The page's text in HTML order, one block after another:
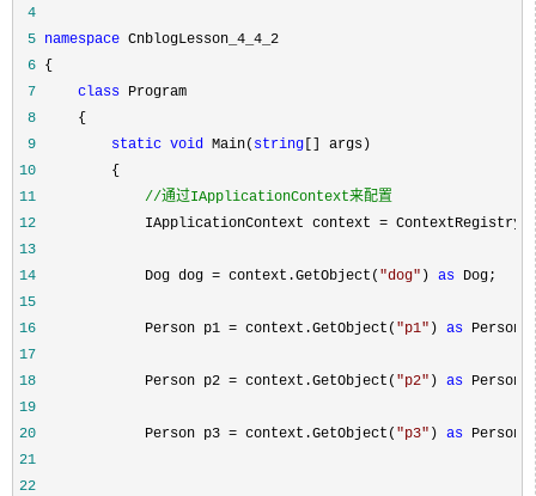
4
5 namespace
6
7
class
8
9
static void Main( string
10
11
//通过IApplicationContext来配置
12
             IApplicationContext context =
13
14
             Dog dog = context.GetObject(
"dog" ) as
15
16
             Person p1 = context.GetObject(
"p1" ) as
17
18
             Person p2 = context.GetObject(
"p2" ) as
19
20
             Person p3 = context.GetObject(
"p3" ) as
21
22